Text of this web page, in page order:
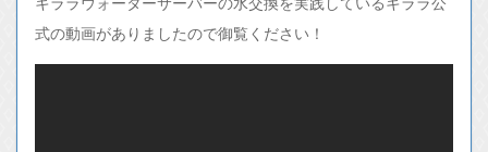
式の動画がありましたので御覧ください！